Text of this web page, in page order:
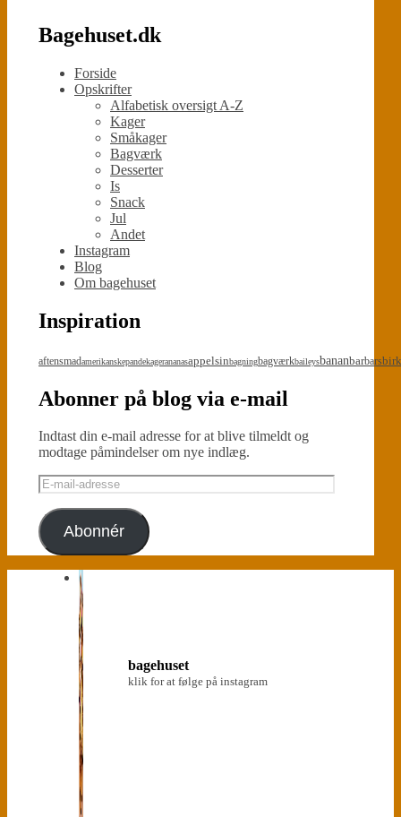
Bagehuset.dk
Forside
Opskrifter
Alfabetisk oversigt A-Z
Kager
Småkager
Bagværk
Desserter
Is
Snack
Jul
Andet
Instagram
Blog
Om bagehuset
Inspiration
aftensmadamerikanskepandekagerananasappelsinbagningbagværkbaileysbananbarbars
Abonner på blog via e-mail
Indtast din e-mail adresse for at blive tilmeldt og
modtage påmindelser om nye indlæg.
E-
mail-
adresse
Abonnér
bagehuset
klik for at følge på instagram